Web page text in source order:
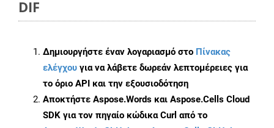
DIF
Δημιουργήστε έναν λογαριασμό στο Πίνακας
ελέγχου για να λάβετε δωρεάν λεπτομέρειες για
το όριο API και την εξουσιοδότηση
Αποκτήστε Aspose.Words και Aspose.Cells Cloud
SDK για τον πηγαίο κώδικα Curl από το